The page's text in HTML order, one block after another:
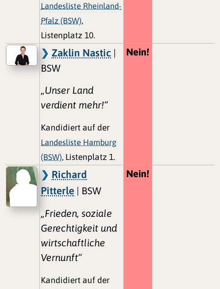
Landesliste Rheinland-
Pfalz (BSW),
Listenplatz 10.
Zaklin Nastic |
BSW
„Unser Land
verdient mehr!“
Kandidiert auf der
Landesliste Hamburg
(BSW), Listenplatz 1.
Nein!
Richard
Pitterle | BSW
„Frieden, soziale
Gerechtigkeit und
wirtschaftliche
Vernunft“
Kandidiert auf der
Nein!